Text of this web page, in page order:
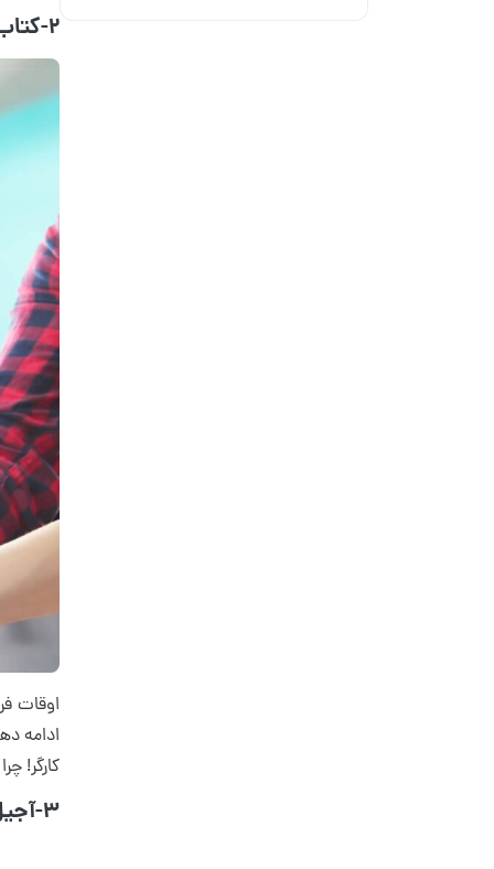
2-کتاب؛ دوست همیشگی در اوقات فراغت
اوقات
ادامه
کارگر!
3-آجیل و تنقلات، یک کادو همیشه کارآمد